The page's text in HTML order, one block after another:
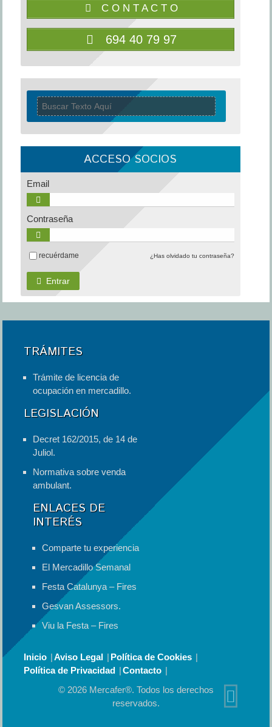
C O N T A C T O
694 40 79 97
ACCESO SOCIOS
Email
Contraseña
recuérdame ¿Has olvidado tu contraseña?
Entrar
TRÁMITES
Trámite de licencia de
ocupación en mercadillo.
LEGISLACIÓN
Decret 162/2015, de 14 de
Juliol.
Normativa sobre venda
ambulant.
ENLACES DE
INTERÉS
Comparte tu experiencia
El Mercadillo Semanal
Festa Catalunya – Fires
Gesvan Assessors.
Viu la Festa – Fires
Inicio Aviso Legal
Política de Cookies
Política de Privacidad
Contacto
© 2026 Mercafer®. Todos los derechos
reservados.